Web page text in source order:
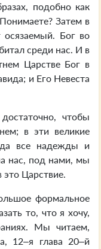
подобно как
Затем в
осязаемый. Бог во
среди нас. И в
Царстве Бог в
и Его Невеста
чтобы
в эти великие
все надежды и
нас, под нами, мы
Царствие.
формальное
то, что я хочу,
Мы читаем,
12–я глава 20–й